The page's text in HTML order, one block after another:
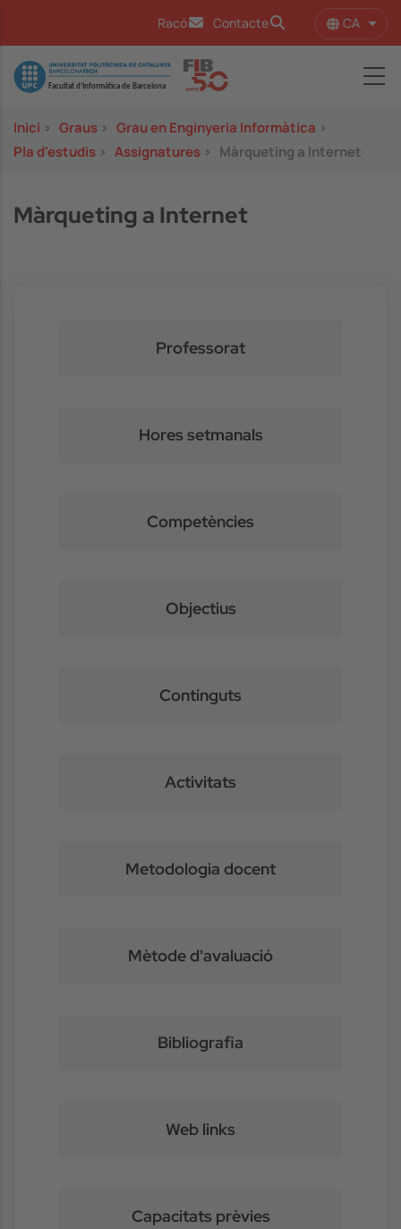
Racó Contacte CA
Image
Inici > Graus > Grau en Enginyeria Informàtica >
Pla d'estudis > Assignatures > Màrqueting a Internet
Màrqueting a Internet
Professorat
Hores setmanals
Competències
Objectius
Continguts
Activitats
Metodologia docent
Mètode d'avaluació
Bibliografia
Web links
Capacitats prèvies